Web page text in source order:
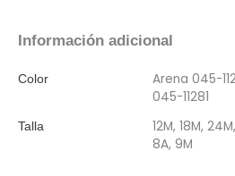
Información adicional
Color
Arena 045-
045-11281
Talla
12M, 18M,
8A, 9M